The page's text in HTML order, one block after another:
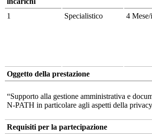
1 Specialistico 4 Mese/i
Oggetto della prestazione
“Supporto alla gestione amministrativa e
N-PATH in particolare agli aspetti della
Requisiti per la partecipazione